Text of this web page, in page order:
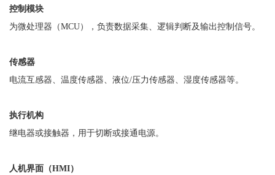
控制模块
为微处理器（MCU），负责数据采集、逻辑判断及输出控制信号。
传感器
电流互感器、温度传感器、液位/压力传感器、湿度传感器等。
执行机构
继电器或接触器，用于切断或接通电源。
人机界面（HMI）